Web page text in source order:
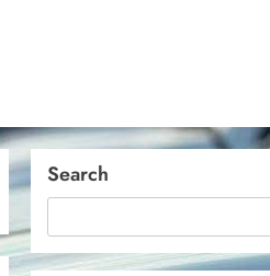
Search